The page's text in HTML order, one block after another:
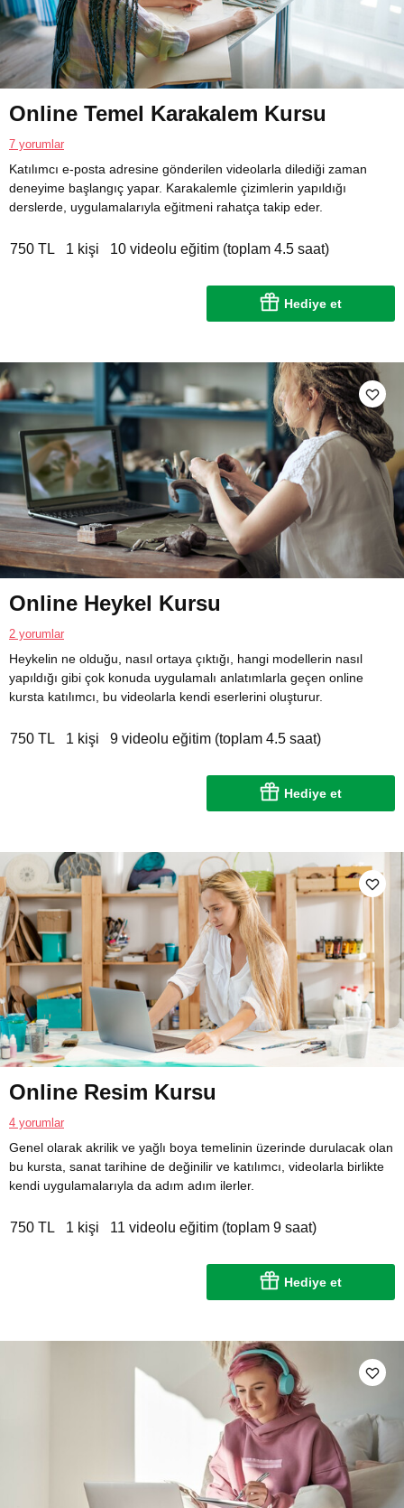
Online Temel Karakalem Kursu
7 yorumlar
Katılımcı e-posta adresine gönderilen videolarla dilediği zaman
deneyime başlangıç yapar. Karakalemle çizimlerin yapıldığı
derslerde, uygulamalarıyla eğitmeni rahatça takip eder.
750 TL 1 kişi 10 videolu eğitim (toplam 4.5 saat)
Hediye et
Online Heykel Kursu
2 yorumlar
Heykelin ne olduğu, nasıl ortaya çıktığı, hangi modellerin nasıl
yapıldığı gibi çok konuda uygulamalı anlatımlarla geçen online
kursta katılımcı, bu videolarla kendi eserlerini oluşturur.
750 TL 1 kişi 9 videolu eğitim (toplam 4.5 saat)
Hediye et
Online Resim Kursu
4 yorumlar
Genel olarak akrilik ve yağlı boya temelinin üzerinde durulacak olan
bu kursta, sanat tarihine de değinilir ve katılımcı, videolarla birlikte
kendi uygulamalarıyla da adım adım ilerler.
750 TL 1 kişi 11 videolu eğitim (toplam 9 saat)
Hediye et